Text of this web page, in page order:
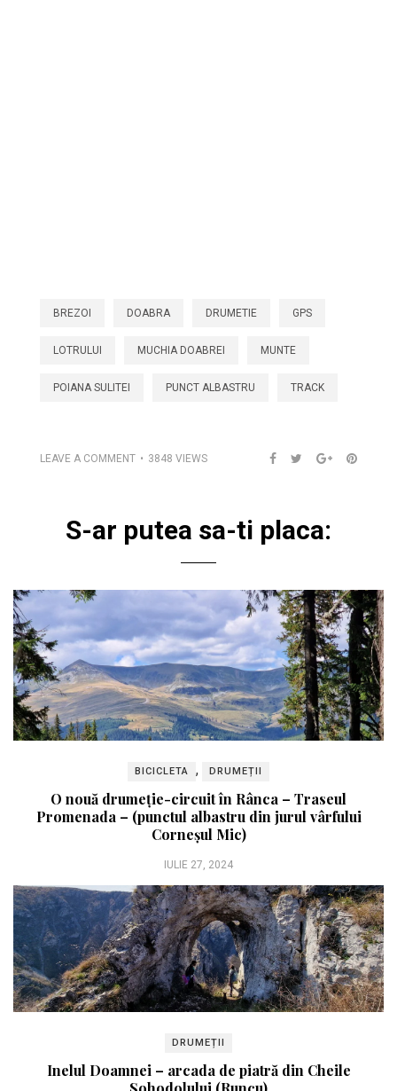
BREZOI DOABRA DRUMETIE GPS
LOTRULUI MUCHIA DOABREI MUNTE
POIANA SULITEI PUNCT ALBASTRU TRACK
LEAVE A COMMENT 3848 VIEWS
S-ar putea sa-ti placa:
BICICLETA , DRUMEȚII
O nouă drumeție-circuit în Rânca – Traseul
Promenada – (punctul albastru din jurul vârfului
Corneșul Mic)
IULIE 27, 2024
DRUMEȚII
Inelul Doamnei – arcada de piatră din Cheile